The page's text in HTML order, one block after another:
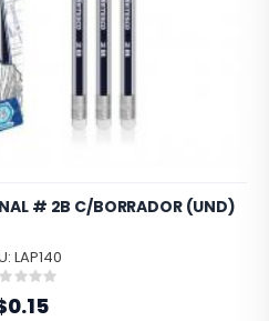
# 2B C/BORRADOR (UND)
LAP140
Rating: